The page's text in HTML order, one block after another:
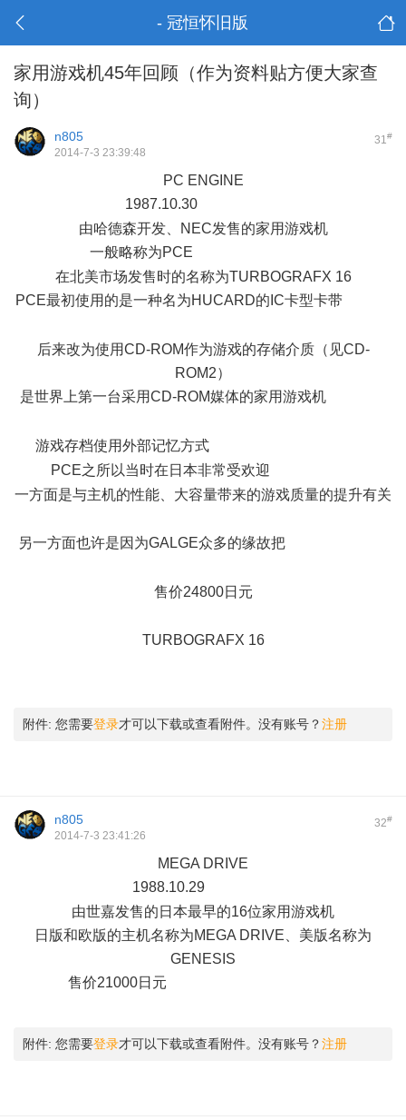
- 冠恒怀旧版
家用游戏机45年回顾（作为资料贴方便大家查
询）
31#
n805
2014-7-3 23:39:48
PC ENGINE
1987.10.30+ r4 q' s4 G+ y6 y
由哈德森开发、NEC发售的家用游戏机
一般略称为PCE
在北美市场发售时的名称为TURBOGRAFX 16
PCE最初使用的是一种名为HUCARD的IC卡型卡带
后来改为使用CD-ROM作为游戏的存储介质（见CD-
ROM2）
是世界上第一台采用CD-ROM媒体的家用游戏机5 k( H* J. q&
游戏存档使用外部记忆方式' A2 i% S3 ]9 u4 k, _) D0 W/ g2 @
PCE之所以当时在日本非常受欢迎
一方面是与主机的性能、大容量带来的游戏质量的提升有关
另一方面也许是因为GALGE众多的缘故把
售价24800日元
TURBOGRAFX 16
附件: 您需要登录才可以下载或查看附件。没有账号？注册
32#
n805
2014-7-3 23:41:26
MEGA DRIVE
1988.10.298 ^# \$ X. _4 ~
由世嘉发售的日本最早的16位家用游戏机
日版和欧版的主机名称为MEGA DRIVE、美版名称为
GENESIS
售价21000日元
附件: 您需要登录才可以下载或查看附件。没有账号？注册